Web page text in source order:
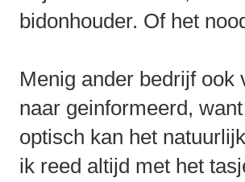
bidonhouder. Of het
Menig ander bedrijf
naar geinformeerd,
optisch kan het
ik reed altijd met het